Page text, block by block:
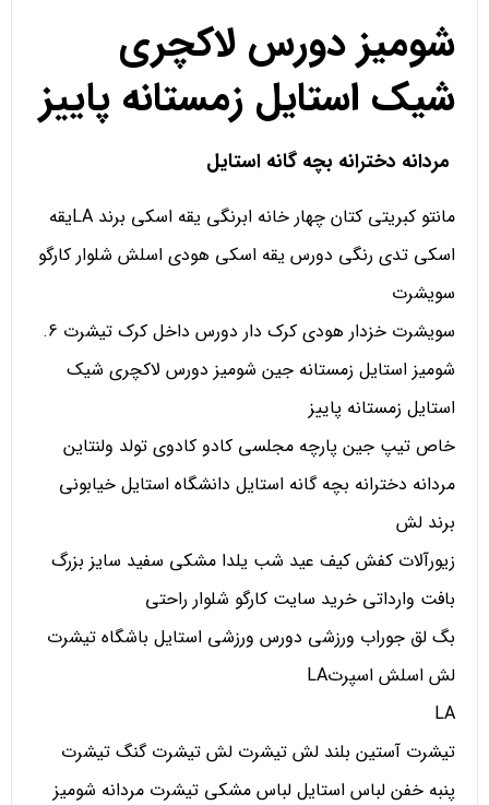
شومیز دورس لاکچری
شیک استایل زمستانه پاییز
مردانه دخترانه بچه گانه استایل
مانتو کبریتی کتان چهار خانه ابرنگی یقه اسکی برند LAیقه
اسکی تدی رنگی دورس یقه اسکی هودی اسلش شلوار کارگو
سویشرت
سویشرت خزدار هودی کرک دار دورس داخل کرک تیشرت 6.
شومیز استایل زمستانه جین شومیز دورس لاکچری شیک
استایل زمستانه پاییز
خاص تیپ جین پارچه مجلسی کادو کادوی تولد ولنتاین
مردانه دخترانه بچه گانه استایل دانشگاه استایل خیابونی
برند لش
زیورآلات کفش کیف عید شب یلدا مشکی سفید سایز بزرگ
بافت وارداتی خرید سایت کارگو شلوار راحتی
بگ لق جوراب ورزشی دورس ورزشی استایل باشگاه تیشرت
لش اسلش اسپرتLA
LA
تیشرت آستین بلند لش تیشرت لش تیشرت گنگ تیشرت
پنبه خفن لباس استایل لباس مشکی تیشرت مردانه شومیز